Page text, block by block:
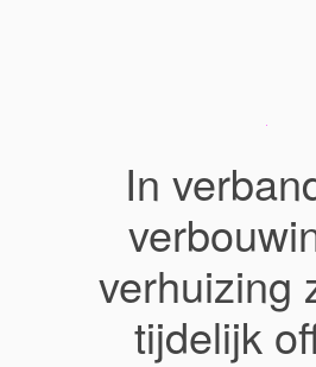
In
verhuizing
tijdelijk